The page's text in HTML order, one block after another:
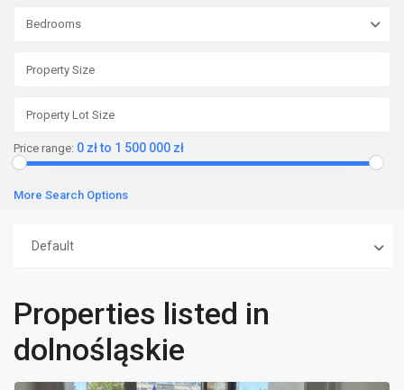
Bedrooms
Price range: 0 zł to 1 500 000 zł
More Search Options
Default
Properties listed in
dolnośląskie